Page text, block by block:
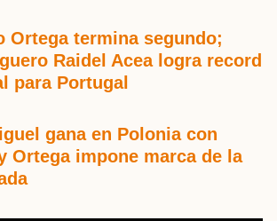
Ortega termina segundo;
Raidel Acea logra record
para Portugal
gana en Polonia con
Ortega impone marca de la